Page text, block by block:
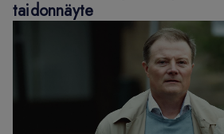
taidonnäyte